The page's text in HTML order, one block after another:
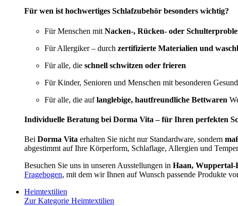
Für wen ist hochwertiges Schlafzubehör besonders wichtig?
Für Menschen mit Nacken-, Rücken- oder
Für Allergiker – durch zertifizierte Materialien und
Für alle, die schnell schwitzen oder frieren
Für Kinder, Senioren und Menschen mit besonderen
Für alle, die auflanglebige, hautfreundliche Bettwaren
Individuelle Beratung bei Dorma Vita – für Ihren perfekten
Bei Dorma Vita erhalten Sie nicht nur Standardware, sondern
abgestimmt auf Ihre Körperform, Schlaflage, Allergien und
Besuchen Sie uns in unseren Ausstellungen in Haan, Wuppertal-
Fragebogen, mit dem wir Ihnen auf Wunsch passende Produkte
Heimtextilien
Zur Kategorie Heimtextilien